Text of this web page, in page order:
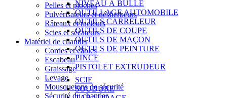
Pelles et pioches
Pulvérisateurs et désherbeurs
Râteaux et racleurs
Scies et sécateurs
Matériel de chantier
Cordes et câbles
Escabeau
Graissage
Levage
Mousquetons de sécurité
Sécurité du chantier
NIVEAU À BULLE
OUTILLAGE AUTOMOBILE
OUTILS CARRELEUR
OUTILS DE COUPE
OUTILS DE MAÇON
OUTILS DE PEINTURE
PINCE
PISTOLET EXTRUDEUR
SCIE
SOUDURE